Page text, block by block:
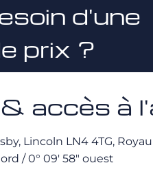
d'une
prix ?
accès à
Lincoln LN4 4TG,
/ 0° 09′ 58″ ouest